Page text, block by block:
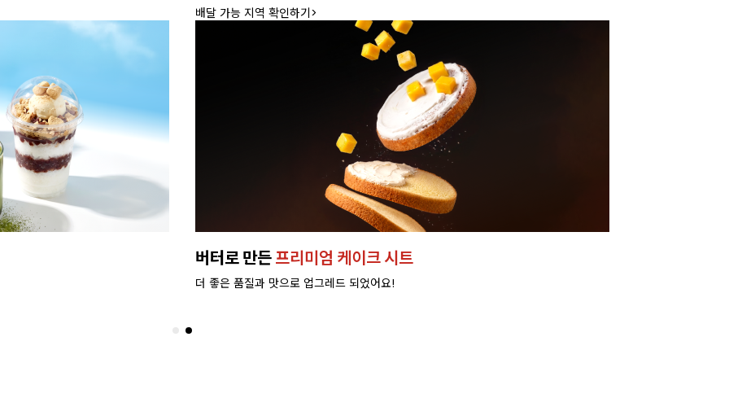
배달 가능 지역 확인하기>
버터로 만든프리미엄 케이크 시트
더 좋은 품질과 맛으로 업그레드 되었어요!